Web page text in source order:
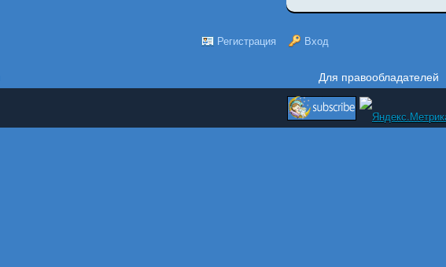
Регистрация Вход
Для правообладателей